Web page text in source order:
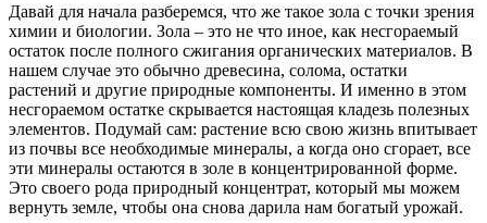
Давай для начала разберемся, что же такое зола с точки зрения
химии и биологии. Зола – это не что иное, как несгораемый
остаток после полного сжигания органических материалов. В
нашем случае это обычно древесина, солома, остатки
растений и другие природные компоненты. И именно в этом
несгораемом остатке скрывается настоящая кладезь полезных
элементов. Подумай сам: растение всю свою жизнь впитывает
из почвы все необходимые минералы, а когда оно сгорает, все
эти минералы остаются в золе в концентрированной форме.
Это своего рода природный концентрат, который мы можем
вернуть земле, чтобы она снова дарила нам богатый урожай.